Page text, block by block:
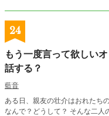
24
もう一度言って欲しい
話する？
藍音
ある日、親友の壮介はおれたち
なんで？どうして？ そんな二人